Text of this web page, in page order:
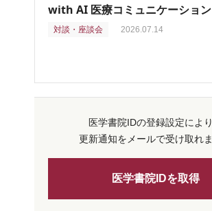
with AI 医療コミュニケーション
対談・座談会 2026.07.14
医学書院IDの登録設定により
更新通知をメールで受け取れま
医学書院IDを取得